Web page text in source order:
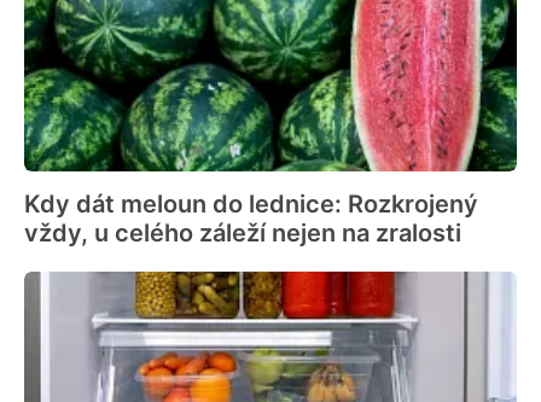
Kdy dát meloun do lednice: Rozkrojený
vždy, u celého záleží nejen na zralosti